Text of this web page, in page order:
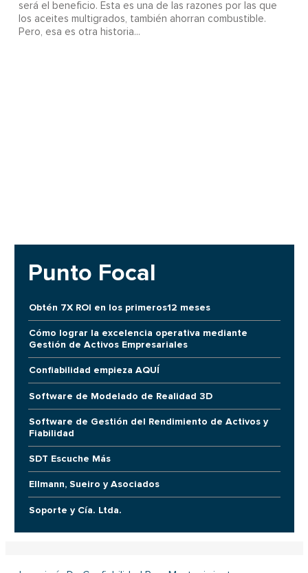
será el beneficio. Esta es una de las razones por las que
los aceites multigrados, también ahorran combustible.
Pero, esa es otra historia...
Punto Focal
Obtén 7X ROI en los primeros12 meses
Cómo lograr la excelencia operativa mediante
Gestión de Activos Empresariales
Confiabilidad empieza AQUÍ
Software de Modelado de Realidad 3D
Software de Gestión del Rendimiento de Activos y
Fiabilidad
SDT Escuche Más
Ellmann, Sueiro y Asociados
Soporte y Cía. Ltda.